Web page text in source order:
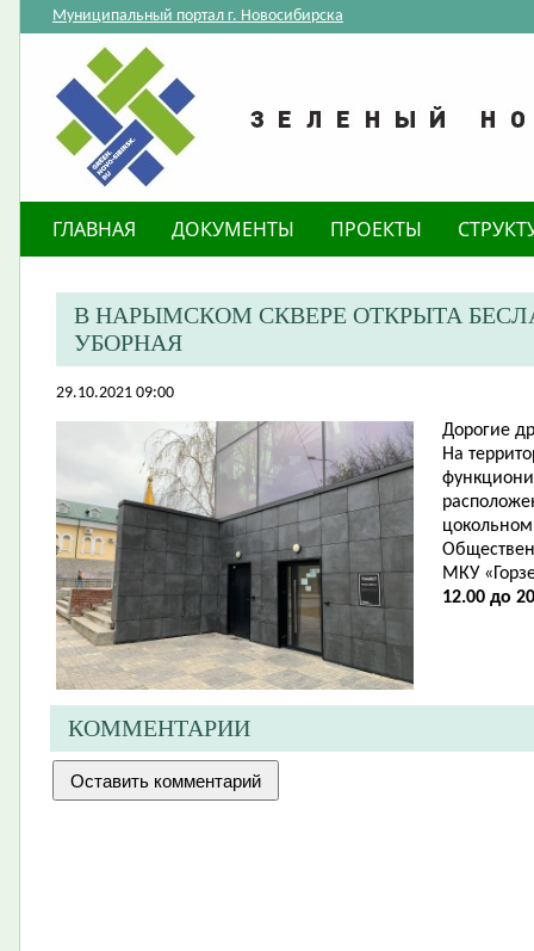
Муниципальный портал г. Новосибирска
ГЛАВНАЯ ДОКУМЕНТЫ ПРОЕКТЫ
В НАРЫМСКОМ СКВЕРЕ ОТКРЫТА
УБОРНАЯ
29.10.2021 09:00
Дорогие
На
МКУ
12.00 до
КОММЕНТАРИИ